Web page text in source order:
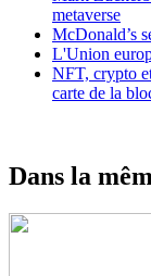
metaverse
McDonald’s
L'Union
NFT, crypto
carte de la
Dans la